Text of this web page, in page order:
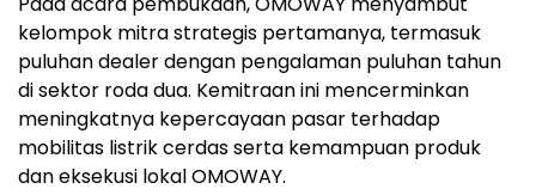
kelompok mitra strategis pertamanya, termasuk
puluhan dealer dengan pengalaman puluhan tahun
di sektor roda dua. Kemitraan ini mencerminkan
meningkatnya kepercayaan pasar terhadap
mobilitas listrik cerdas serta kemampuan produk
dan eksekusi lokal OMOWAY.